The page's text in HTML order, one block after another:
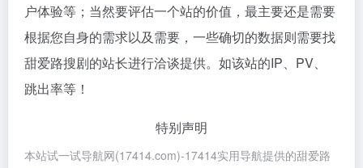
户体验等；当然要评估一个站的价值，最主要还是需要
根据您自身的需求以及需要，一些确切的数据则需要找
甜爱路搜剧的站长进行洽谈提供。如该站的IP、PV、
跳出率等！
特别声明
本站试一试导航网(17414.com)-17414实用导航提供的甜爱路